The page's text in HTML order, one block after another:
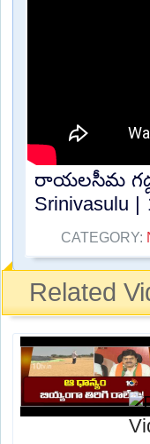
రాయలసీమ
Srinivasulu |
CATEGORY:
Related